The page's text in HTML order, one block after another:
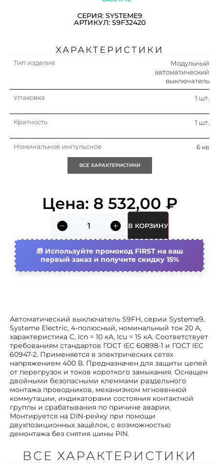
СЕРИЯ: SYSTEME9
АРТИКУЛ: S9F32420
Автоматический выключатель S9FH, серии Systeme9,
Systeme Electric, 4-полюсный, номинальный ток 20 А,
характеристика C, Icn = 10 кА, Icu = 15 кА. Соответствует
требованиям стандартов ГОСТ IEC 60898-1 и ГОСТ IEC
60947-2. Применяется в электрических сетях
напряжением 400 В. Предназначен для защиты цепей
от перегрузок и токов короткого замыкания. Оснащен
двойными безопасными клеммами раздельного
монтажа проводников, механизмом мгновенной
коммутации, индикаторами состояния контактной
группы и срабатывания по причине аварии.
Монтируется на DIN-рейку при помощи
двухпозиционных защёлок, с возможностью
демонтажа без снятия шины PIN.
ХАРАКТЕРИСТИКИ
Тип изделия
Модульный
автоматический
выключатель
Упаковка 1 шт.
Кратность 1 шт.
Номинальное импульсное
6 кв
способность при коротком
замыкании icu iec 60947-2 при
230в
Номин. отключающая
способность при коротком
замыкании icu iec 60898 при 400
10 ка
Возможна дополнит.
комплектация
Да
Рабочая температура
окружающей среды
-35…70 °c
Поперечн. сечение подключ.
многопроволочного (гибкого)
провода
1…16 мм²
Поперечн. сечение подключ.
однопроволочного (жесткого)
провода
1…25 мм²
Номин. отключающая
Количество защищенных
ВСЕ ХАРАКТЕРИСТИКИ
Цена: 8 532,00 ₽
В КОРЗИНУ
Используйте промокод FIRST на ваш
первый заказ и получите скидку 15%
ВСЕ ХАРАКТЕРИСТИКИ